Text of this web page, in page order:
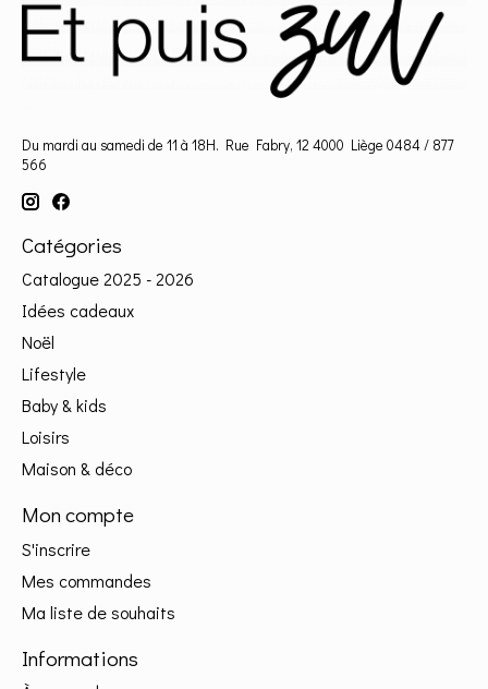
Du mardi au samedi de 11 à 18H. Rue Fabry, 12 4000 Liège 0484 / 877
566
Catégories
Catalogue 2025 - 2026
Idées cadeaux
Noël
Lifestyle
Baby & kids
Loisirs
Maison & déco
Mon compte
S'inscrire
Mes commandes
Ma liste de souhaits
Informations